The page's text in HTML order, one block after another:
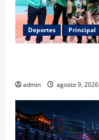
Deportes Principal
admin agosto 9, 2026